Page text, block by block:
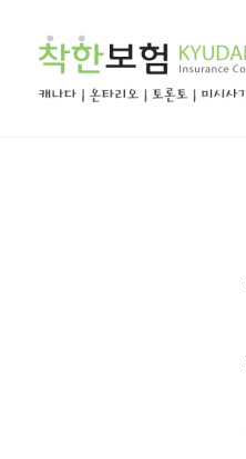
content